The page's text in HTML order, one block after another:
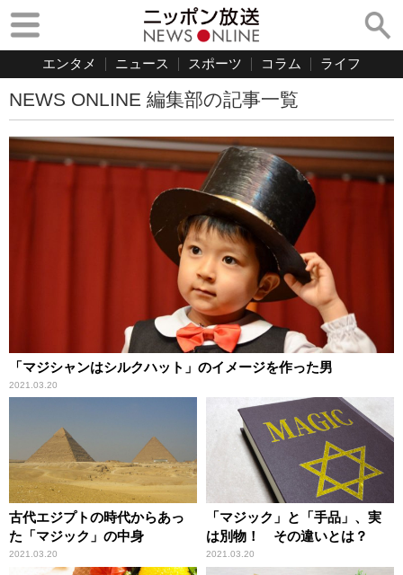
エンタメ ニュース スポーツ コラム ライフ
NEWS ONLINE 編集部の記事一覧
「マジシャンはシルクハット」のイメージを作った男
2021.03.20
古代エジプトの時代からあっ
た「マジック」の中身
2021.03.20
「マジック」と「手品」、実
は別物！ その違いとは？
2021.03.20